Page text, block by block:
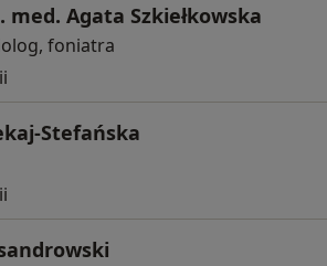
Agata Szkiełkowska
foniatra
Stefańska